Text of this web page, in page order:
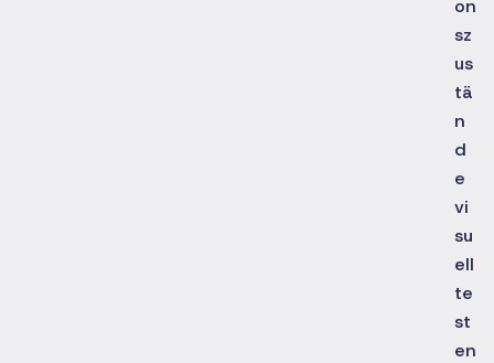
on
sz
us
tä
n
d
e
vi
su
ell
te
st
en